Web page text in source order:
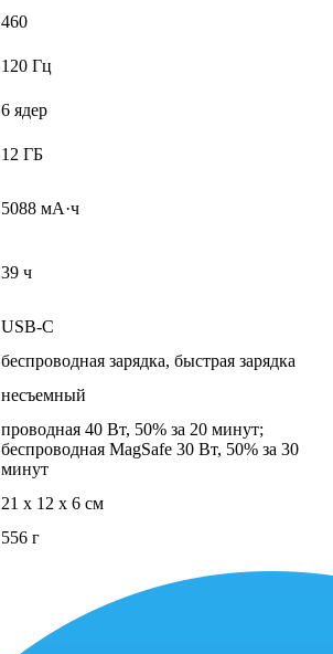
460
120 Гц
6 ядер
12 ГБ
5088 мА·ч
39 ч
USB-C
беспроводная зарядка, быстрая зарядка
несъемный
проводная 40 Вт, 50% за 20 минут;
беспроводная MagSafe 30 Вт, 50% за 30
минут
21 x 12 x 6 см
556 г